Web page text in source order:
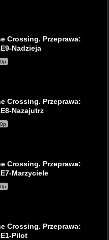
Crossing. Przeprawa:
Nadzieja
Crossing. Przeprawa:
Nazajutrz
Crossing. Przeprawa:
Marzyciele
Crossing. Przeprawa:
Pilot